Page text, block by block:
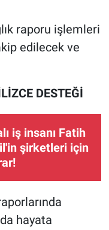
raporu işlemleri
edilecek ve
DESTEĞİ
iş insanı Fatih
şirketleri için
hayata